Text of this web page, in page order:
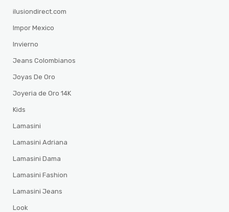
ilusiondirect.com
Impor Mexico
Invierno
Jeans Colombianos
Joyas De Oro
Joyeria de Oro 14K
Kids
Lamasini
Lamasini Adriana
Lamasini Dama
Lamasini Fashion
Lamasini Jeans
Look